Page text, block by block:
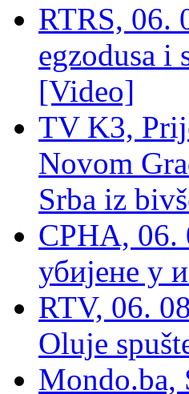
RTRS, 06.
egzodusa i
[Video]
TV K3,
Novom
Srba iz
СРНА, 06.
убијене у
RTV, 06.
Oluje
Mondo.ba,